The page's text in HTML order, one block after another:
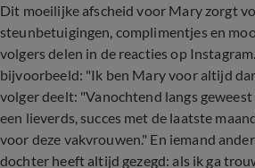
Dit moeilijke afscheid voor Mary zorgt
steunbetuigingen, complimentjes en
volgers delen in de reacties op
bijvoorbeeld: "Ik ben Mary voor altijd
volger deelt: "Vanochtend langs
een lieverds, succes met de laatste
voor deze vakvrouwen." En iemand
dochter heeft altijd gezegd: als ik ga